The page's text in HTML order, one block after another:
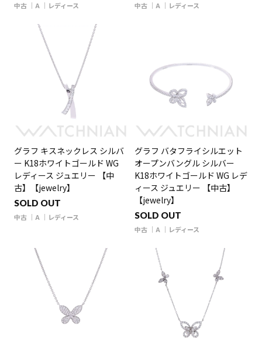
中古 A レディース 中古 A レディース
グラフ キスネックレス シルバ
ー K18ホワイトゴールド WG
レディース ジュエリー 【中
古】【jewelry】
SOLD OUT
中古 A レディース
グラフ バタフライシルエット
オープンバングル シルバー
K18ホワイトゴールド WG レデ
ィース ジュエリー 【中古】
【jewelry】
SOLD OUT
中古 A レディース